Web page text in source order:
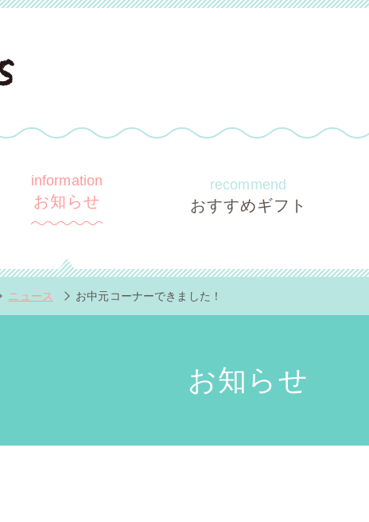
information
お知らせ
recommend
おすすめギフト
ニュース お中元コーナーできました！
お知らせ